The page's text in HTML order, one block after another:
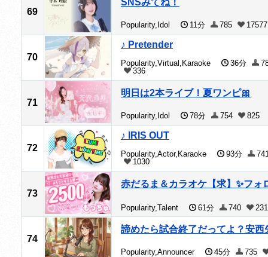
69
SNSみてね！
Popularity,Idol 11分 785 17577
70
♪ Pretender
Popularity,Virtual,Karaoke 36分
336
71
明日は2本ライブ！夏ワンピ🎀
Popularity,Idol 78分 754 825
72
♪ IRIS OUT
Popularity,Actor,Karaoke 93分
1030
73
赤だるま＆カラオケ【求】✨️フォ
Popularity,Talent 61分 740
74
諦めたら試合終了だってよ？安西
Popularity,Announcer 45分 735